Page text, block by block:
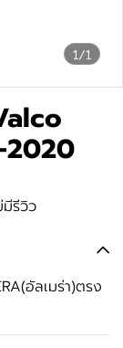
1/1
2020
รีวิว
อัลเมร่า)ตรง